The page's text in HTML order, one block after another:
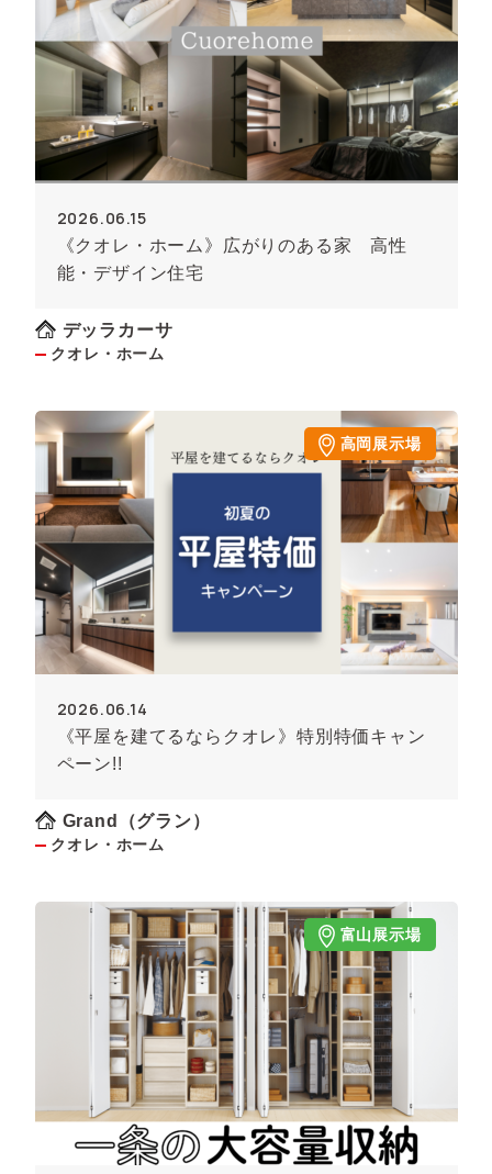
2026.06.15
《クオレ・ホーム》広がりのある家 高性
能・デザイン住宅
デッラカーサ
クオレ・ホーム
高岡展示場
2026.06.14
《平屋を建てるならクオレ》特別特価キャン
ペーン!!
Grand（グラン）
クオレ・ホーム
富山展示場